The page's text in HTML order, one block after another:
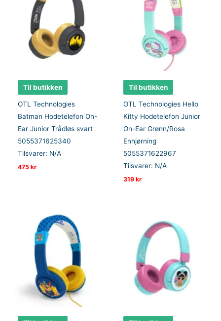
Til butikken
OTL Technologies
Batman Hodetelefon On-
Ear Junior Trådløs svart
5055371625340
Tilsvarer: N/A
475kr
Til butikken
OTL Technologies Hello
Kitty Hodetelefon Junior
On-Ear Grønn/Rosa
Enhjørning
5055371622967
Tilsvarer: N/A
319kr